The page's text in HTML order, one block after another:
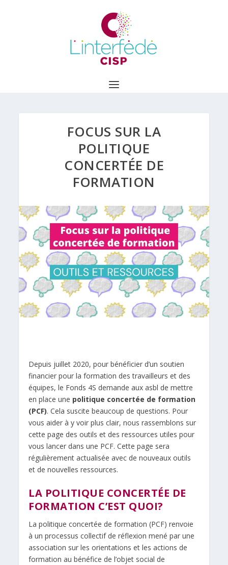
FOCUS SUR LA
POLITIQUE
CONCERTÉE DE
FORMATION
Depuis juillet 2020, pour bénéficier d’un soutien
financier pour la formation des travailleurs et des
équipes, le Fonds 4S demande aux asbl de mettre
en place une politique concertée de formation
(PCF). Cela suscite beaucoup de questions. Pour
vous aider à y voir plus clair, nous rassemblons sur
cette page des outils et des ressources utiles pour
vous lancer dans une PCF. Cette page sera
régulièrement actualisée avec de nouveaux outils
et de nouvelles ressources.
LA POLITIQUE CONCERTÉE DE
FORMATION C’EST QUOI?
La politique concertée de formation (PCF) renvoie
à un processus collectif de réflexion mené par une
association sur les orientations et les actions de
formation au bénéfice de l’objet social de